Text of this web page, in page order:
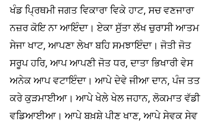
ਖੰਡ ਪ੍ਰਿਥਮੀ ਜਗਤ ਵਿਕਾਰਾ ਵਿਕੇ ਹਾਟ, ਸਚ ਵਣਜਾਰਾ
ਨਜ਼ਰ ਕੋਇ ਨਾ ਆਇੰਦਾ। ਏਕਾ ਸੁੱਤਾ ਲੱਖ ਚੁਰਾਸੀ ਆਤਮ
ਸੇਜਾ ਖਾਟ, ਆਪਣਾ ਲੇਖਾ ਬਹਿ ਸਮਝਾਇੰਦਾ। ਜੋਤੀ ਜੋਤ
ਸਰੂਪ ਹਰਿ, ਆਪ ਆਪਣੀ ਜੋਤ ਧਰ, ਦਾਤਾ ਭਿਖਾਰੀ ਵੇਸ
ਅਨੇਕ ਆਪ ਵਟਾਇੰਦਾ। ਆਪੇ ਦੇਵੇ ਜੀਆ ਦਾਨ, ਪੰਜ ਤਤ
ਕਰੇ ਕੁੜਮਾਈਆ। ਆਪੇ ਖੇਲੇ ਖੇਲ ਜਹਾਨ, ਲੋਕਮਾਤ ਵੱਡੀ
ਵਡਿਆਈਆ। ਆਪੇ ਬਖ਼ਸ਼ੇ ਪੀਣ ਖਾਣ, ਆਪੇ ਸੇਵਕ ਸੇਵ